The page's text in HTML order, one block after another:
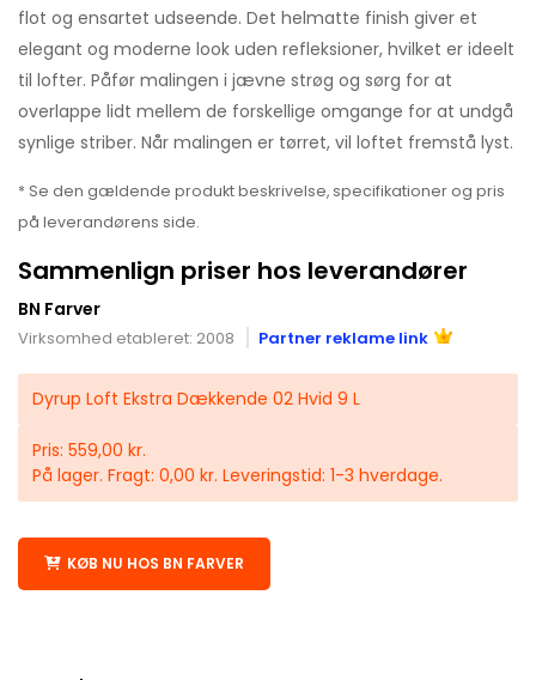
flot og ensartet udseende. Det helmatte finish giver et
elegant og moderne look uden refleksioner, hvilket er ideelt
til lofter. Påfør malingen i jævne strøg og sørg for at
overlappe lidt mellem de forskellige omgange for at undgå
synlige striber. Når malingen er tørret, vil loftet fremstå lyst.
* Se den gældende produkt beskrivelse, specifikationer og pris
på leverandørens side.
Sammenlign priser hos leverandører
BN Farver
Virksomhed etableret: 2008 Partner reklame link
Dyrup Loft Ekstra Dækkende 02 Hvid 9 L
Pris: 559,00 kr.
På lager. Fragt: 0,00 kr. Leveringstid: 1-3 hverdage.
KØB NU HOS BN FARVER